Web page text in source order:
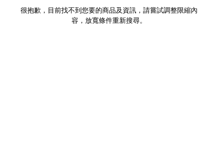
很抱歉，目前找不到您要的商品及資訊，請嘗試調整限縮內
容，放寬條件重新搜尋。